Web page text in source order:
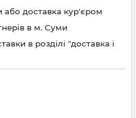
або доставка кур'єром
в м. Суми
в розділі "доставка і